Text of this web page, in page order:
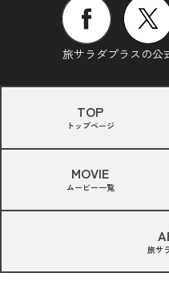
旅サラダプラスの公
TOP
トップページ
MOVIE
ムービー一覧
旅サ